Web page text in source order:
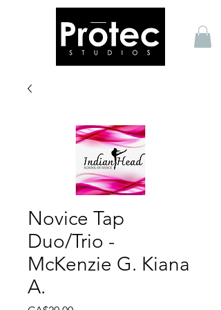
Novice Tap
Duo/Trio -
McKenzie G. Kiana
A.